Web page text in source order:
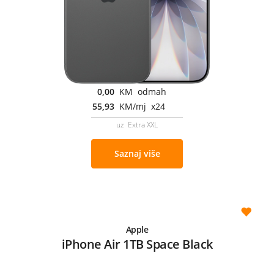
0,00 KM odmah
55,93 KM/mj x24
uz Extra XXL
Saznaj više
Apple
iPhone Air 1TB Space Black